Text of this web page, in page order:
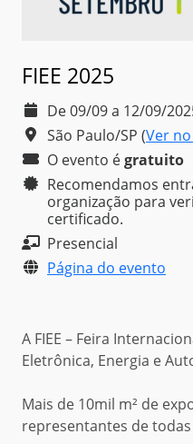
FIEE 2025
De 09/09 a 12/09/
São Paulo/SP (Ver
O evento égratuito
Recomendamos
organização para
certificado.
Presencial
Página do evento
A FIEE – Feira
Eletrônica, Energia e
Mais de 10mil m² de
representantes de